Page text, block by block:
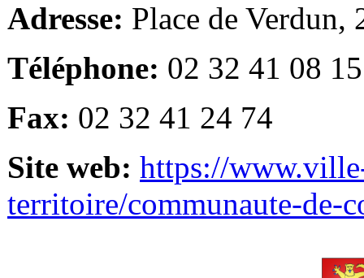
Adresse: Place de Verdun,
Téléphone: 02 32 41 08 15
Fax: 02 32 41 24 74
Site web: https://
territoire/communaute-de-